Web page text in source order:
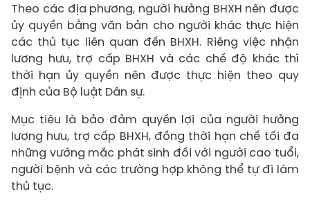
Theo các địa phương, người hưởng BHXH nên được
ủy quyền bằng văn bản cho người khác thực hiện
các thủ tục liên quan đến BHXH. Riêng việc nhận
lương hưu, trợ cấp BHXH và các chế độ khác thì
thời hạn ủy quyền nên được thực hiện theo quy
định của Bộ luật Dân sự.
Mục tiêu là bảo đảm quyền lợi của người hưởng
lương hưu, trợ cấp BHXH, đồng thời hạn chế tối đa
những vướng mắc phát sinh đối với người cao tuổi,
người bệnh và các trường hợp không thể tự đi làm
thủ tục.